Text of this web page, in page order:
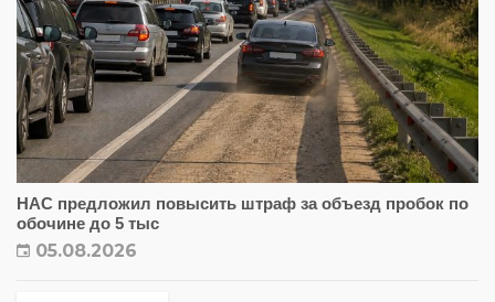
НАС предложил повысить штраф за объезд пробок по
обочине до 5 тыс
05.08.2026